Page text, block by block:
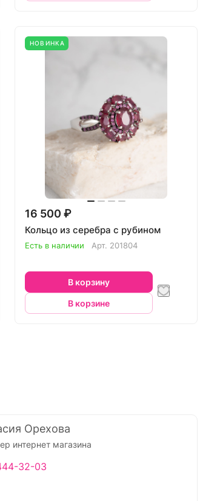
НОВИНКА
16 500 ₽
Кольцо из серебра с рубином
Есть в наличии Арт. 201804
В корзину
В корзине
Орехова
интернет магазина
32-03